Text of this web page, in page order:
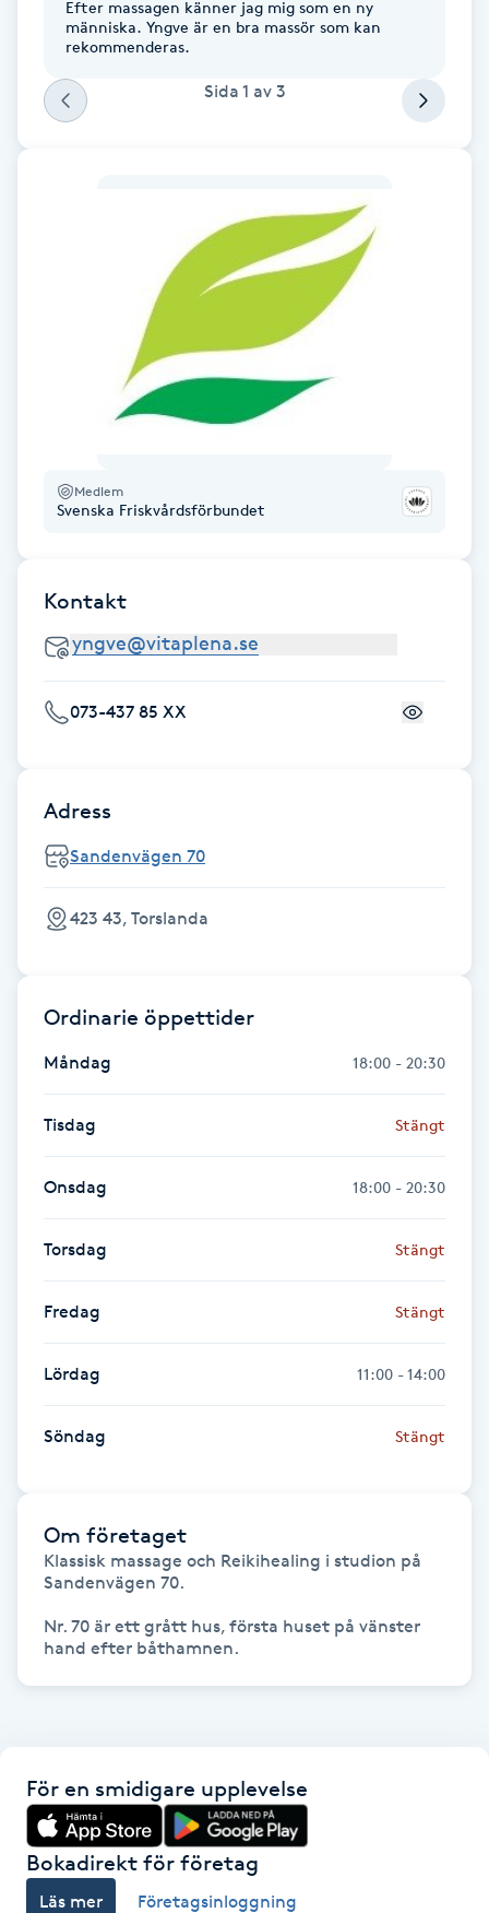
Face framing
Faceliftmassage
Fotsvamp
Fransar
Fransförlängning
Fransrengöring
Frekvensterapi
Friskvård
Friskvårdsmassage
Frisör
Funktionsanalys
Färgning
Föning
Gel naglar
Gelenaglar
Gravidmassage
Gravidyoga
Efter massagen känner jag mig som en ny
människa. Yngve är en bra massör som kan
rekommenderas.
Sida 1 av 3
Medlem
Svenska Friskvårdsförbundet
Kontakt
073-437 85 XX
Adress
Sandenvägen 70
423 43, Torslanda
Ordinarie öppettider
Måndag 18:00 - 20:30
Tisdag Stängt
Onsdag 18:00 - 20:30
Torsdag Stängt
Fredag Stängt
Lördag 11:00 - 14:00
Söndag Stängt
Om företaget
Klassisk massage och Reikihealing i studion på
Sandenvägen 70.
Nr. 70 är ett grått hus, första huset på vänster
hand efter båthamnen.
För en smidigare upplevelse
Bokadirekt för företag
Läs mer Företagsinloggning